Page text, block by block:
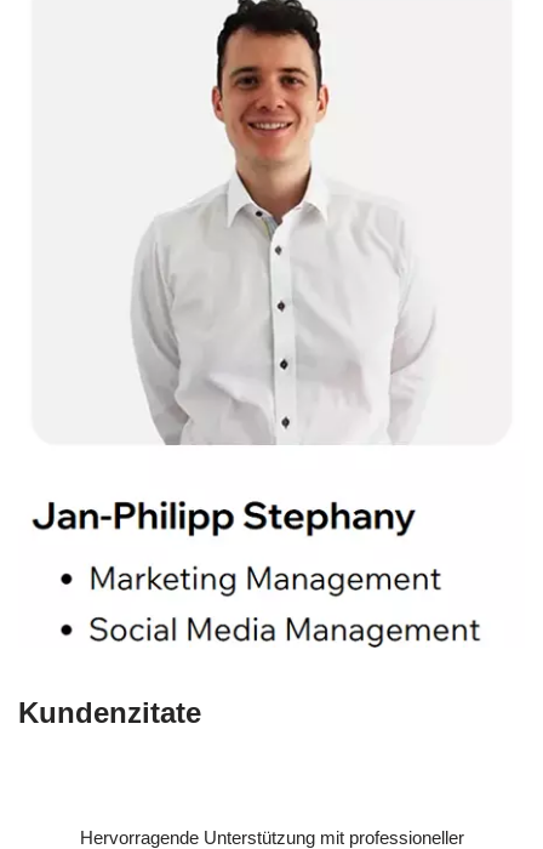
Kundenzitate
Hervorragende Unterstützung mit professioneller